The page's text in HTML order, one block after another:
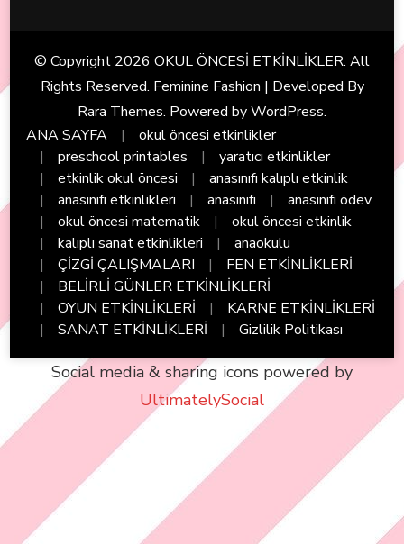
© Copyright 2026 OKUL ÖNCESİ ETKİNLİKLER. All
Rights Reserved. Feminine Fashion | Developed By
Rara Themes. Powered byWordPress.
ANA SAYFA
okul öncesi etkinlikler
preschool printables
yaratıcı etkinlikler
etkinlik okul öncesi
anasınıfı kalıplı etkinlik
anasınıfı etkinlikleri
anasınıfı
anasınıfı ödev
okul öncesi matematik
okul öncesi etkinlik
kalıplı sanat etkinlikleri
anaokulu
ÇİZGİ ÇALIŞMALARI
FEN ETKİNLİKLERİ
BELİRLİ GÜNLER ETKİNLİKLERİ
OYUN ETKİNLİKLERİ
KARNE ETKİNLİKLERİ
SANAT ETKİNLİKLERİ
Gizlilik Politikası
Social media & sharing icons powered by
UltimatelySocial